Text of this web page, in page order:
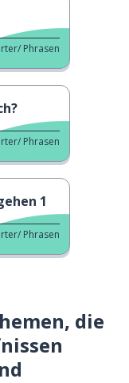
Phrasen
Phrasen
1
Phrasen
die